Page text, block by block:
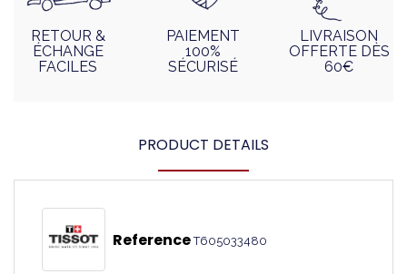
RETOUR &
ÉCHANGE
FACILES
PAIEMENT
100%
SÉCURISÉ
LIVRAISON
OFFERTE DÈS
60€
PRODUCT DETAILS
Reference T605033480